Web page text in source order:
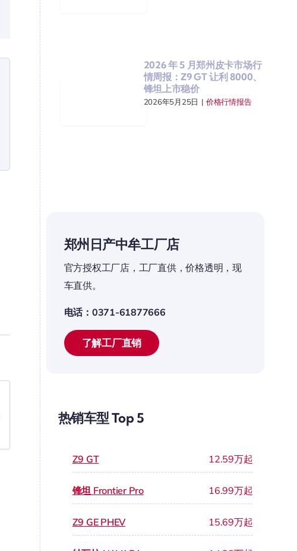
2026 年 5 月郑州皮卡市场行
情周报：Z9 GT 让利 8000、
锋坦上市稳价
2026年5月25日 | 价格行情报告
郑州日产中牟工厂店
官方授权工厂店，工厂直供，价格透明，现
车直供。
电话：0371-61877666
了解工厂直销
热销车型 Top 5
Z9 GT 12.59万起
锋坦 Frontier Pro 16.99万起
Z9 GE PHEV 15.69万起